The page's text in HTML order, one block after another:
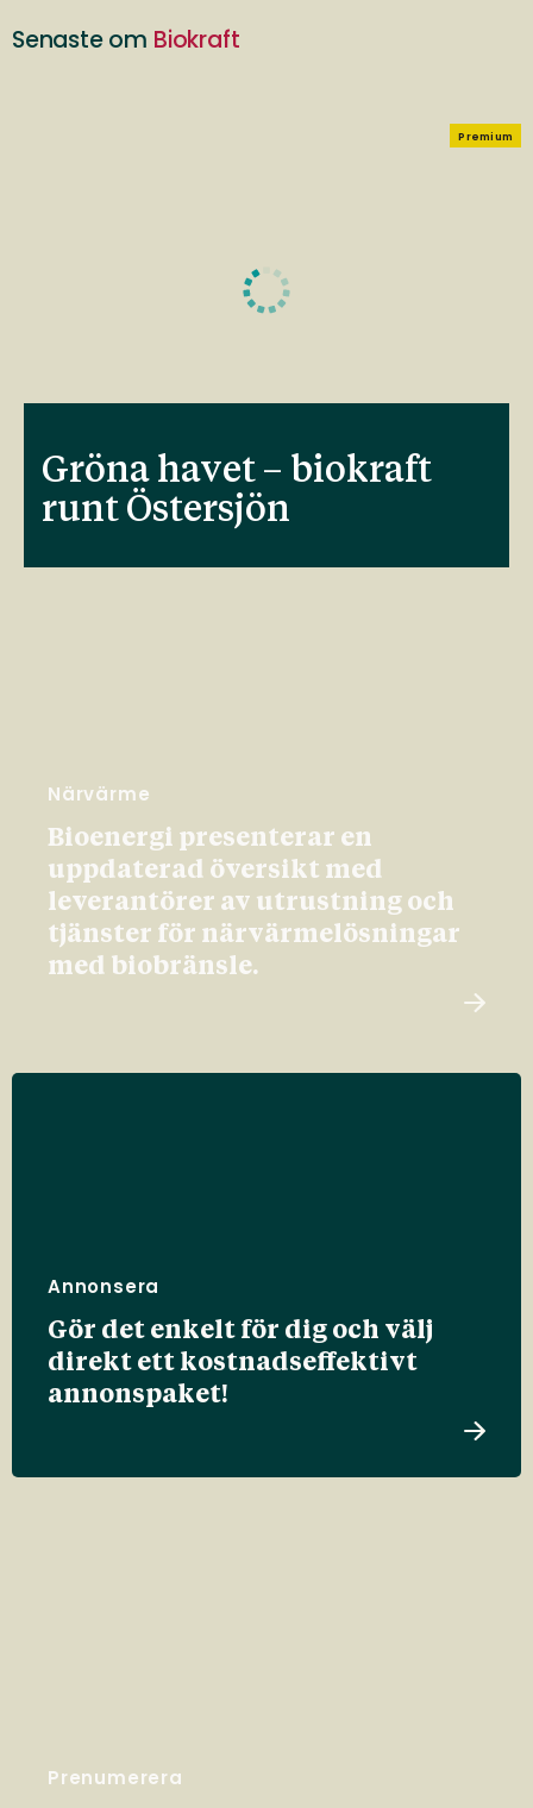
Senaste om Biokraft
Premium
Gröna havet – biokraft
runt Östersjön
Närvärme
Bioenergi presenterar en
uppdaterad översikt med
leverantörer av utrustning och
tjänster för närvärmelösningar
med biobränsle.
Annonsera
Gör det enkelt för dig och välj
direkt ett kostnadseffektivt
annonspaket!
Prenumerera